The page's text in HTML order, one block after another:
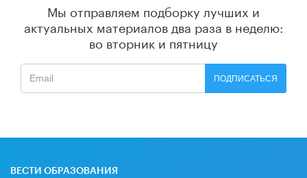
Мы отправляем подборку лучших и
актуальных материалов два раза в неделю:
во вторник и пятницу
ПОДПИСАТЬСЯ
ВЕСТИ ОБРАЗОВАНИЯ